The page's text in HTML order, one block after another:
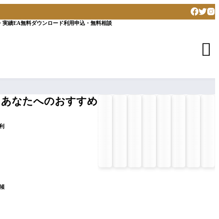
実績EA無料ダウンロード利用申込・無料相談

あなたへのおすすめ